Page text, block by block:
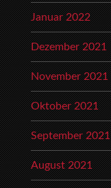
Januar 2022
Dezember 2021
November 2021
Oktober 2021
September 2021
August 2021